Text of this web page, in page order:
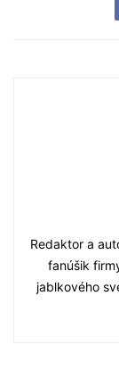
Redaktor a
fanúšik
jablkového